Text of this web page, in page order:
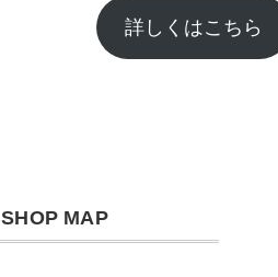
詳しくはこちら
SHOP MAP